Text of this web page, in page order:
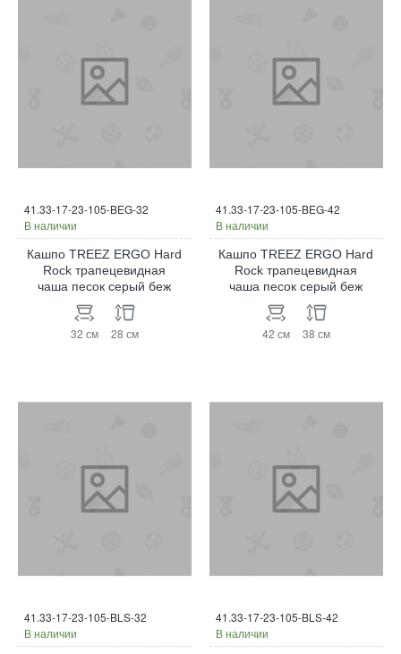
41.33-17-23-105-BEG-32
В наличии
Кашпо TREEZ ERGO Hard
Rock трапецевидная
чаша песок серый беж
32 см 28 см
41.33-17-23-105-BEG-42
В наличии
Кашпо TREEZ ERGO Hard
Rock трапецевидная
чаша песок серый беж
42 см 38 см
41.33-17-23-105-BLS-32
В наличии
41.33-17-23-105-BLS-42
В наличии